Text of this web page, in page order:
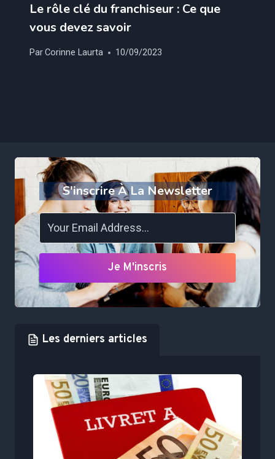
Le rôle clé du franchiseur : Ce que
vous devez savoir
ParCorinne Laurta 10/09/2023
S'inscrire À La Newsletter
Je M'inscris
Les derniers articles